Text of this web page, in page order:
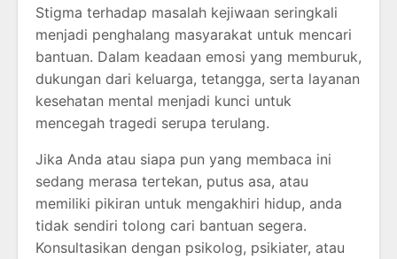
Stigma terhadap masalah kejiwaan seringkali
menjadi penghalang masyarakat untuk mencari
bantuan. Dalam keadaan emosi yang memburuk,
dukungan dari keluarga, tetangga, serta layanan
kesehatan mental menjadi kunci untuk
mencegah tragedi serupa terulang.
Jika Anda atau siapa pun yang membaca ini
sedang merasa tertekan, putus asa, atau
memiliki pikiran untuk mengakhiri hidup, anda
tidak sendiri tolong cari bantuan segera.
Konsultasikan dengan psikolog, psikiater, atau